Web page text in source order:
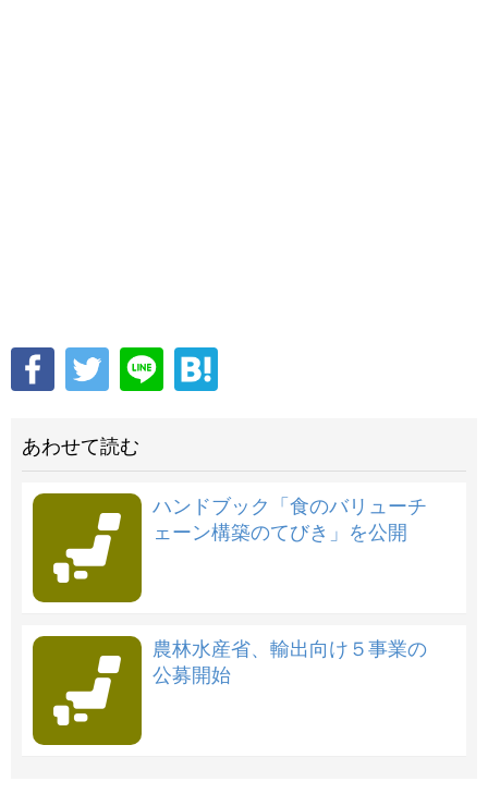
あわせて読む
ハンドブック「食のバリューチ
ェーン構築のてびき」を公開
農林水産省、輸出向け５事業の
公募開始